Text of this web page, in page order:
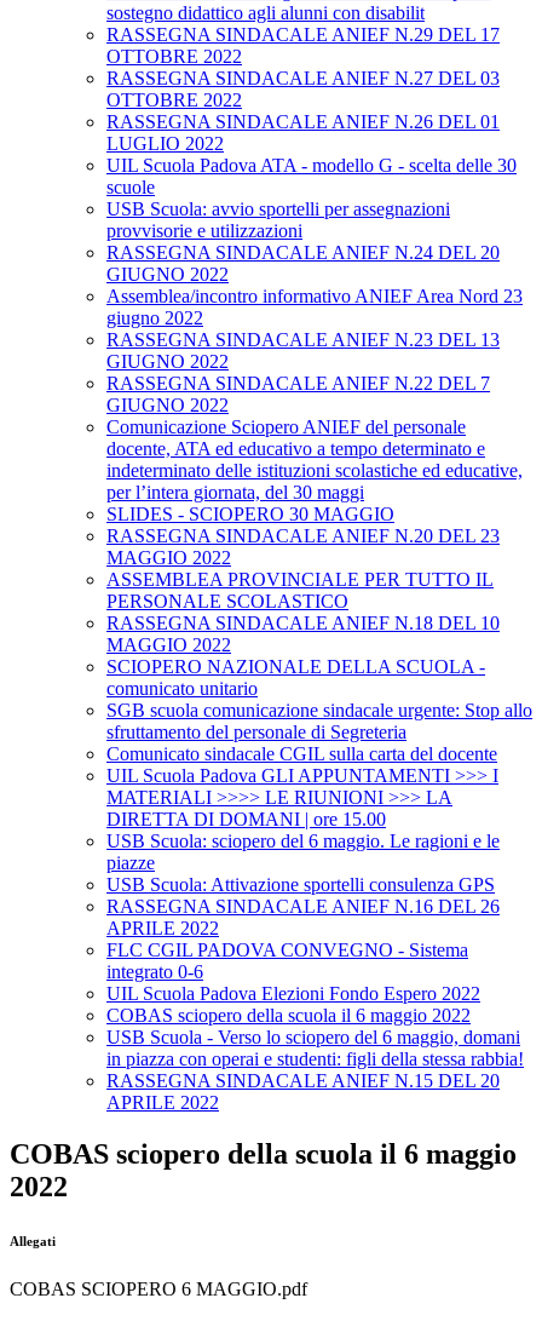
sostegno didattico agli alunni con disabilit
RASSEGNA SINDACALE ANIEF N.29 DEL 17
OTTOBRE 2022
RASSEGNA SINDACALE ANIEF N.27 DEL 03
OTTOBRE 2022
RASSEGNA SINDACALE ANIEF N.26 DEL 01
LUGLIO 2022
UIL Scuola Padova ATA - modello G - scelta delle 30
scuole
USB Scuola: avvio sportelli per assegnazioni
provvisorie e utilizzazioni
RASSEGNA SINDACALE ANIEF N.24 DEL 20
GIUGNO 2022
Assemblea/incontro informativo ANIEF Area Nord 23
giugno 2022
RASSEGNA SINDACALE ANIEF N.23 DEL 13
GIUGNO 2022
RASSEGNA SINDACALE ANIEF N.22 DEL 7
GIUGNO 2022
Comunicazione Sciopero ANIEF del personale
docente, ATA ed educativo a tempo determinato e
indeterminato delle istituzioni scolastiche ed educative,
per l’intera giornata, del 30 maggi
SLIDES - SCIOPERO 30 MAGGIO
RASSEGNA SINDACALE ANIEF N.20 DEL 23
MAGGIO 2022
ASSEMBLEA PROVINCIALE PER TUTTO IL
PERSONALE SCOLASTICO
RASSEGNA SINDACALE ANIEF N.18 DEL 10
MAGGIO 2022
SCIOPERO NAZIONALE DELLA SCUOLA -
comunicato unitario
SGB scuola comunicazione sindacale urgente: Stop allo
sfruttamento del personale di Segreteria
Comunicato sindacale CGIL sulla carta del docente
UIL Scuola Padova GLI APPUNTAMENTI >>> I
MATERIALI >>>> LE RIUNIONI >>> LA
DIRETTA DI DOMANI | ore 15.00
USB Scuola: sciopero del 6 maggio. Le ragioni e le
piazze
USB Scuola: Attivazione sportelli consulenza GPS
RASSEGNA SINDACALE ANIEF N.16 DEL 26
APRILE 2022
FLC CGIL PADOVA CONVEGNO - Sistema
integrato 0-6
UIL Scuola Padova Elezioni Fondo Espero 2022
COBAS sciopero della scuola il 6 maggio 2022
USB Scuola - Verso lo sciopero del 6 maggio, domani
in piazza con operai e studenti: figli della stessa rabbia!
RASSEGNA SINDACALE ANIEF N.15 DEL 20
APRILE 2022
COBAS sciopero della scuola il 6 maggio
2022
Allegati
COBAS SCIOPERO 6 MAGGIO.pdf